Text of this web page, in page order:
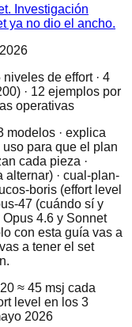
Investigación
ya no dio el ancho.
de effort · 4
· 12 ejemplos por
operativas
modelos · explica
para que el plan
cada pieza ·
· cual-plan-
boris (effort level
47 (cuándo sí y
4.6 y Sonnet
con esta guía vas a
a tener el set
≈ 45 msj cada
level en los 3
2026